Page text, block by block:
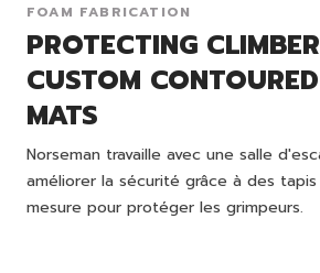
FOAM FABRICATION
PROTECTING
CUSTOM
MATS
Norseman travaille avec une salle
améliorer la sécurité grâce à des
mesure pour protéger les grimpeurs.